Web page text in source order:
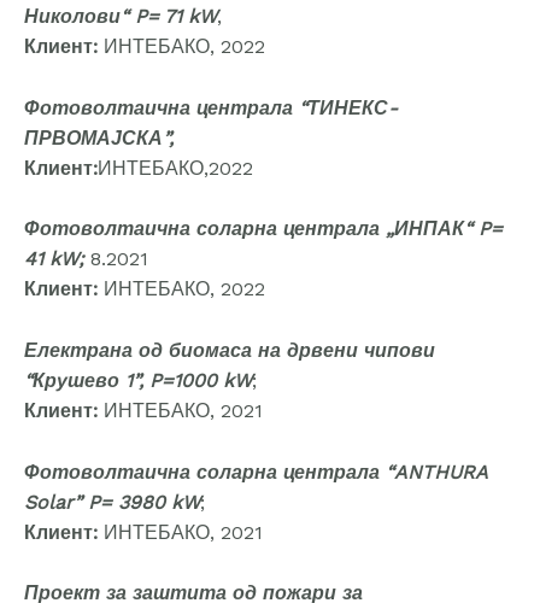
Николови“ P= 71 kW,
Клиент: ИНТЕБАКО, 2022
Фотоволтаична централа “ТИНЕКС-
ПРВОМАЈСКА”,
Клиент:ИНТЕБАКО,2022
Фотоволтаична соларна централа „ИНПАК“ P=
41 kW;8.2021
Клиент: ИНТЕБАКО, 2022
Електрана од биомаса на дрвени чипови
“Крушево 1”, P=1000 kW;
Клиент: ИНТЕБАКО, 2021
Фотоволтаична соларна централа “ANTHURA
Solar” P= 3980 kW;
Клиент: ИНТЕБАКО, 2021
Проект за заштита од пожари за